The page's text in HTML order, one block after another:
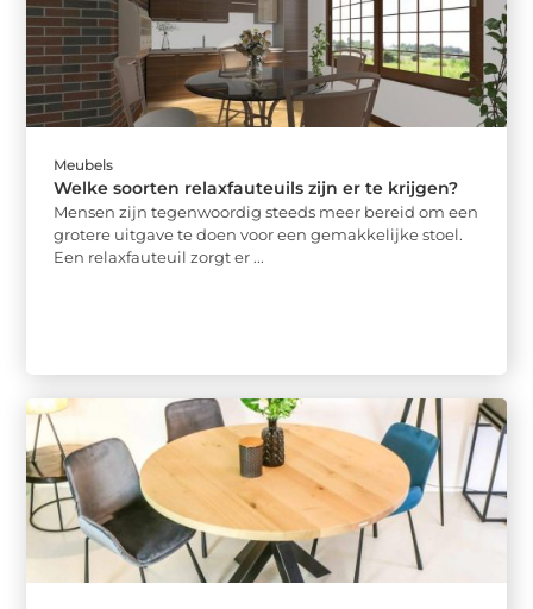
Meubels
Welke soorten relaxfauteuils zijn er te krijgen?
Mensen zijn tegenwoordig steeds meer bereid om een
grotere uitgave te doen voor een gemakkelijke stoel.
Een relaxfauteuil zorgt er ...